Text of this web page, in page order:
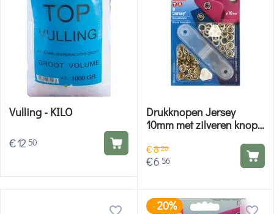
Vulling - KILO
€12 50
Drukknopen Jersey
10mm met zilveren knop -
€820
€6 56
-20%